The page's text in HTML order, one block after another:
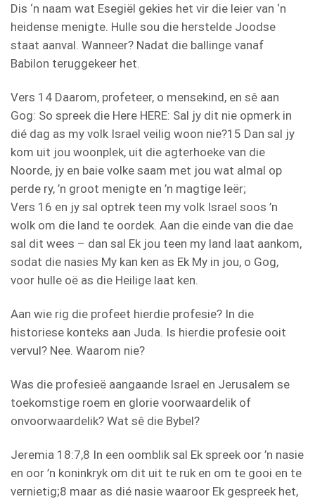
Dis ‘n naam wat Esegiël gekies het vir die leier van ‘n
heidense menigte. Hulle sou die herstelde Joodse
staat aanval. Wanneer? Nadat die ballinge vanaf
Babilon teruggekeer het.
Vers 14 Daarom, profeteer, o mensekind, en sê aan
Gog: So spreek die Here HERE: Sal jy dit nie opmerk in
dié dag as my volk Israel veilig woon nie?15 Dan sal jy
kom uit jou woonplek, uit die agterhoeke van die
Noorde, jy en baie volke saam met jou wat almal op
perde ry, ’n groot menigte en ’n magtige leër;
Vers 16 en jy sal optrek teen my volk Israel soos ’n
wolk om die land te oordek. Aan die einde van die dae
sal dit wees – dan sal Ek jou teen my land laat aankom,
sodat die nasies My kan ken as Ek My in jou, o Gog,
voor hulle oë as die Heilige laat ken.
Aan wie rig die profeet hierdie profesie? In die
historiese konteks aan Juda. Is hierdie profesie ooit
vervul? Nee. Waarom nie?
Was die profesieë aangaande Israel en Jerusalem se
toekomstige roem en glorie voorwaardelik of
onvoorwaardelik? Wat sê die Bybel?
Jeremia 18:7,8 In een oomblik sal Ek spreek oor ’n nasie
en oor ’n koninkryk om dit uit te ruk en om te gooi en te
vernietig;8 maar as dié nasie waaroor Ek gespreek het,